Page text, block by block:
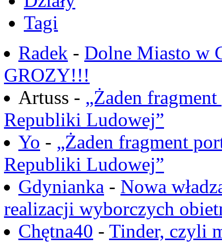
Tagi
Radek - Dolne Miasto w
GROZY!!!
Artuss - „Żaden
Republiki Ludowej”
Yo - „Żaden fragment
Republiki Ludowej”
Gdynianka - Nowa
realizacji wyborczych
Chętna40 - Tinder, czyli